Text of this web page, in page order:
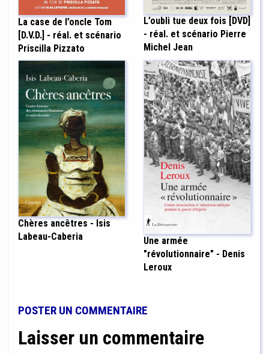
La case de l’oncle Tom
[D.V.D.] - réal. et scénario
Priscilla Pizzato
L’oubli tue deux fois [DVD]
- réal. et scénario Pierre
Michel Jean
Chères ancêtres - Isis
Labeau-Caberia
Une armée
"révolutionnaire" - Denis
Leroux
POSTER UN COMMENTAIRE
Laisser un commentaire